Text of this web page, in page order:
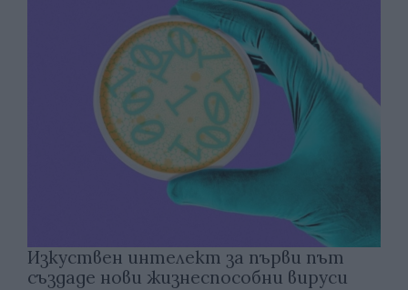
Изкуствен интелект за първи път
създаде нови жизнеспособни вируси